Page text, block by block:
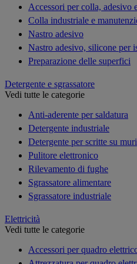
Accessori per colla, adesivo
Colla industriale e
Nastro adesivo
Nastro adesivo, silicone per
Preparazione delle superfici
Detergente e sgrassatore
Vedi tutte le categorie
Anti-aderente per saldatura
Detergente industriale
Detergente per scritte su muri
Pulitore elettronico
Rilevamento di fughe
Sgrassatore alimentare
Sgrassatore industriale
Elettricità
Vedi tutte le categorie
Accessori per quadro